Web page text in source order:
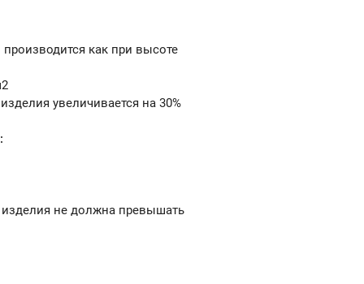
как при высоте
увеличивается на 30%
не должна превышать